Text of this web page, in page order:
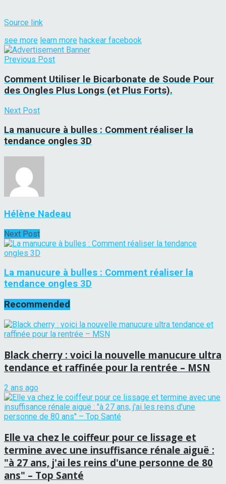
Source link
see more learn more hackear facebook
Previous Post
Comment Utiliser le Bicarbonate de Soude Pour
des Ongles Plus Longs (et Plus Forts).
Next Post
La manucure à bulles : Comment réaliser la
tendance ongles 3D
Hélène Nadeau
Next Post
La manucure à bulles : Comment réaliser la
tendance ongles 3D
Recommended
Black cherry : voici la nouvelle manucure ultra
tendance et raffinée pour la rentrée – MSN
2 ans ago
Elle va chez le coiffeur pour ce lissage et
termine avec une insuffisance rénale aiguë :
"à 27 ans, j'ai les reins d'une personne de 80
ans" – Top Santé